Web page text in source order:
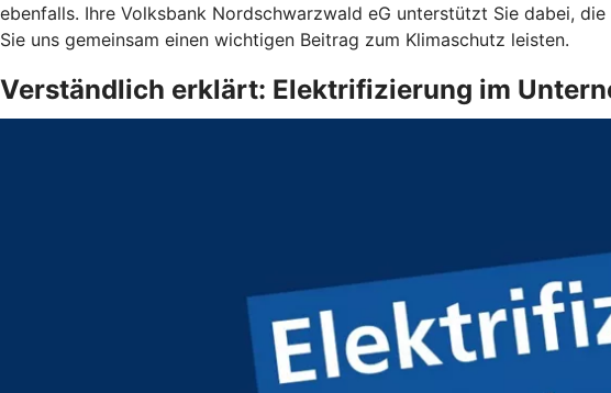
ebenfalls. Ihre Volksbank Nordschwarzwald eG unterstützt Sie dabei,
Sie uns gemeinsam einen wichtigen Beitrag zum Klimaschutz leisten.
Verständlich erklärt: Elektrifizierung im